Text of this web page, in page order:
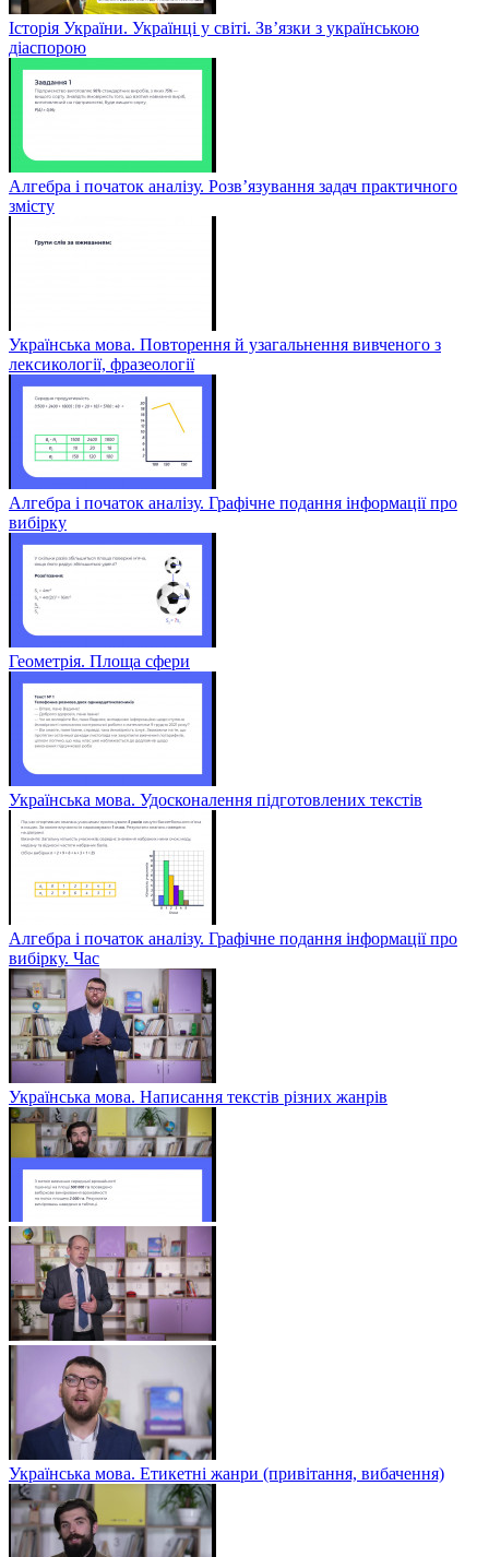
Історія України. Українці у світі. Зв’язки з українською
діаспорою
Алгебра і початок аналізу. Розв’язування задач практичного
змісту
Українська мова. Повторення й узагальнення вивченого з
лексикології, фразеології
Алгебра і початок аналізу. Графічне подання інформації про
вибірку
Геометрія. Площа сфери
Українська мова. Удосконалення підготовлених текстів
Алгебра і початок аналізу. Графічне подання інформації про
вибірку. Час
Українська мова. Написання текстів різних жанрів
Українська мова. Етикетні жанри (привітання, вибачення)